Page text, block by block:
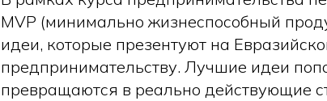
MVP (минимально жизнеспособный
идеи, которые презентуют на
предпринимательству. Лучшие идеи
превращаются в реально действующие